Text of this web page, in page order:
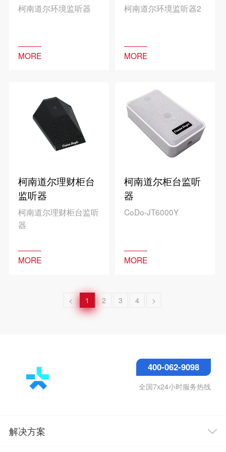
柯南道尔环境监听器
MORE
柯南道尔环境监听器2
MORE
柯南道尔理财柜台
监听器
柯南道尔理财柜台监听
器
MORE
柯南道尔柜台监听
器
CoDo-JT6000Y
MORE
< 1 2 3 4 >
400-062-9098
全国7x24小时服务热线
解决方案